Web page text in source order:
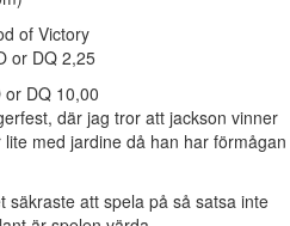
of Victory
or DQ 2,25
or DQ 10,00
där jag tror att jackson vinner
med jardine då han har förmågan
säkraste att spela på så satsa inte